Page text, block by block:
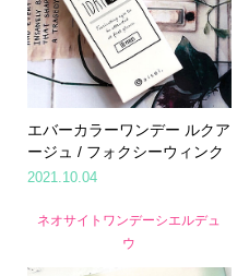
エバーカラーワンデー ルクア
ージュ / フォクシーウィンク
2021.10.04
ネオサイトワンデーシエルデュ
ウ